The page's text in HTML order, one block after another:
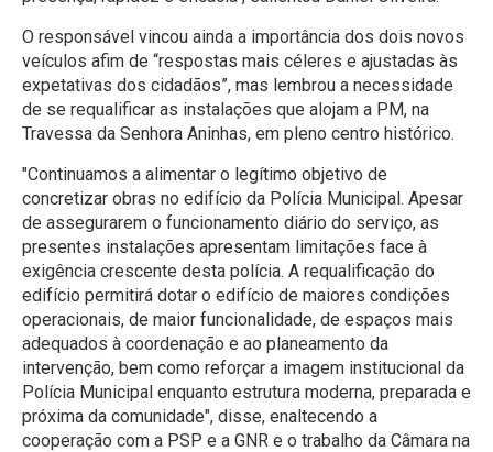
O responsável vincou ainda a importância dos dois novos
veículos afim de “respostas mais céleres e ajustadas às
expetativas dos cidadãos”, mas lembrou a necessidade
de se requalificar as instalações que alojam a PM, na
Travessa da Senhora Aninhas, em pleno centro histórico.
"Continuamos a alimentar o legítimo objetivo de
concretizar obras no edifício da Polícia Municipal. Apesar
de assegurarem o funcionamento diário do serviço, as
presentes instalações apresentam limitações face à
exigência crescente desta polícia. A requalificação do
edifício permitirá dotar o edifício de maiores condições
operacionais, de maior funcionalidade, de espaços mais
adequados à coordenação e ao planeamento da
intervenção, bem como reforçar a imagem institucional da
Polícia Municipal enquanto estrutura moderna, preparada e
próxima da comunidade", disse, enaltecendo a
cooperação com a PSP e a GNR e o trabalho da Câmara na